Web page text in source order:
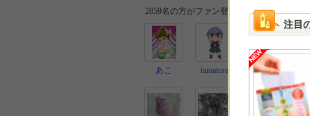
注目
2859名の方がファン登録しています。
あこ tamatora もも パパ